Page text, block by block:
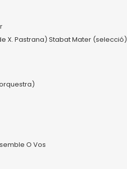
X. Pastrana) Stabat Mater (selecció)
O Vos